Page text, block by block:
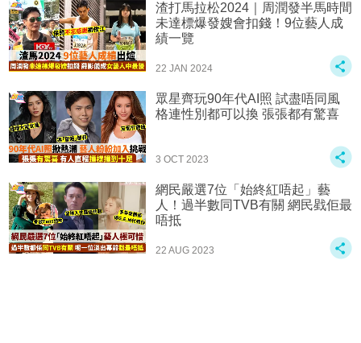
渣打馬拉松2024｜周潤發半馬時間
未達標爆發嫂會扣錢！9位藝人成
績一覽
22 JAN 2024
眾星齊玩90年代AI照 試盡唔同風
格連性別都可以換 張張都有驚喜
3 OCT 2023
網民嚴選7位「始終紅唔起」藝
人！過半數同TVB有關 網民戥佢最
唔抵
22 AUG 2023